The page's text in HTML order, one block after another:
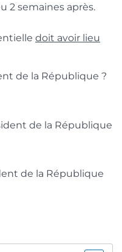
2 semaines après.
doit avoir lieu
de la République ?
de la République
de la République